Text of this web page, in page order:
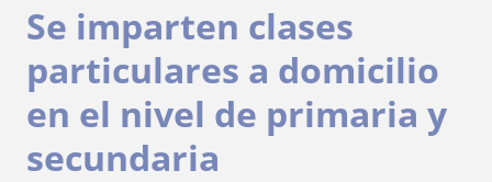
Se imparten clases
particulares a domicilio
en el nivel de primaria y
secundaria